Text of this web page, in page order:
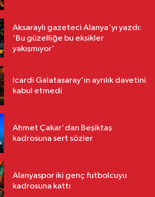
Aksaraylı gazeteci Alanya'yı yazdı:
'Bu güzelliğe bu eksikler
yakışmıyor'
Icardi Galatasaray'ın ayrılık davetini
kabul etmedi
Ahmet Çakar'dan Beşiktaş
kadrosuna sert sözler
Alanyaspor iki genç futbolcuyu
kadrosuna kattı